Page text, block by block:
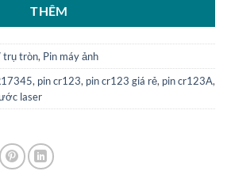
THÊM
trụ tròn, Pin máy ảnh
, pin cr123, pin cr123 giá rẻ, pin cr123A,
laser